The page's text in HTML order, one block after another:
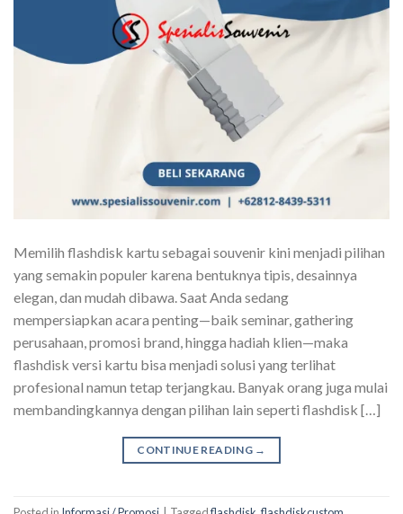
Memilih flashdisk kartu sebagai souvenir kini menjadi pilihan
yang semakin populer karena bentuknya tipis, desainnya
elegan, dan mudah dibawa. Saat Anda sedang
mempersiapkan acara penting—baik seminar, gathering
perusahaan, promosi brand, hingga hadiah klien—maka
flashdisk versi kartu bisa menjadi solusi yang terlihat
profesional namun tetap terjangkau. Banyak orang juga mulai
membandingkannya dengan pilihan lain seperti flashdisk […]
CONTINUE READING →